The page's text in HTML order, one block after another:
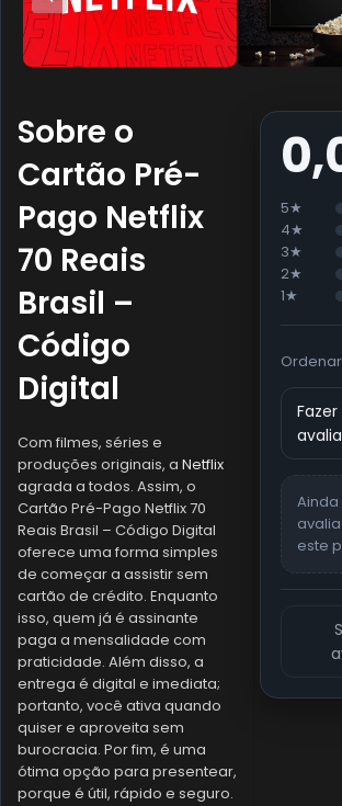
Sobre o
Cartão Pré-
Pago Netflix
70 Reais
Brasil –
Código
Digital
Com filmes, séries e
produções originais, a Netflix
agrada a todos. Assim, o
Cartão Pré-Pago Netflix 70
Reais Brasil – Código Digital
oferece uma forma simples
de começar a assistir sem
cartão de crédito. Enquanto
isso, quem já é assinante
paga a mensalidade com
praticidade. Além disso, a
entrega é digital e imediata;
portanto, você ativa quando
quiser e aproveita sem
burocracia. Por fim, é uma
ótima opção para presentear,
porque é útil, rápido e seguro.
5★
4★
3★
2★
1★
este